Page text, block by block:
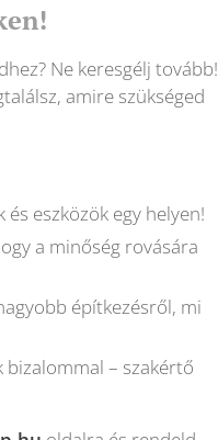
Ne keresgélj tovább!
amire szükséged
eszközök egy helyen!
a minőség rovására
építkezésről, mi
bizalommal – szakértő